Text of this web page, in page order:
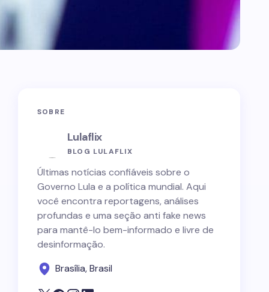
SOBRE
Lulaflix
BLOG LULAFLIX
Últimas notícias confiáveis sobre o
Governo Lula e a política mundial. Aqui
você encontra reportagens, análises
profundas e uma seção anti fake news
para mantê-lo bem-informado e livre de
desinformação.
Brasília, Brasil